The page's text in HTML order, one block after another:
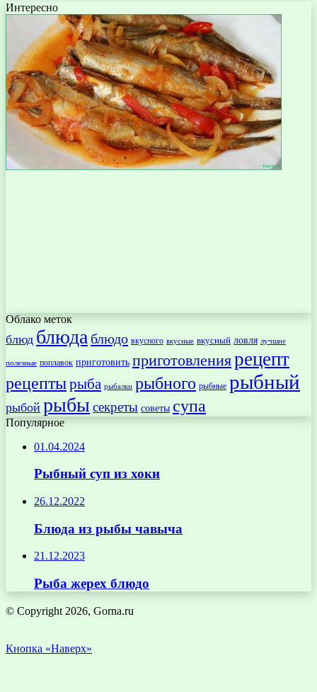
Интересно
Облако меток
блюд блюда блюдо вкусного вкусные вкусный ловля лучшие
полезные поплавок приготовить приготовлениярецепт
рецептырыба рыбалки рыбного рыбные рыбный
рыбой рыбысекреты советы супа
Популярное
01.04.2024
Рыбный суп из хоки
26.12.2022
Блюда из рыбы чавыча
21.12.2023
Рыба жерех блюдо
© Copyright 2026, Gorna.ru
Кнопка «Наверх»